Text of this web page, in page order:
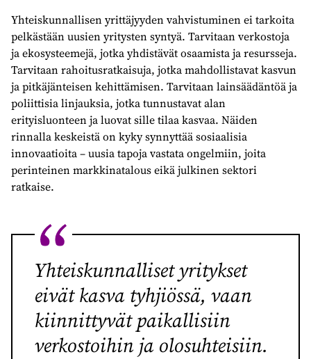
Yhteiskunnallisen yrittäjyyden vahvistuminen ei tarkoita
pelkästään uusien yritysten syntyä. Tarvitaan verkostoja
ja ekosysteemejä, jotka yhdistävät osaamista ja resursseja.
Tarvitaan rahoitusratkaisuja, jotka mahdollistavat kasvun
ja pitkäjänteisen kehittämisen. Tarvitaan lainsäädäntöä ja
poliittisia linjauksia, jotka tunnustavat alan
erityisluonteen ja luovat sille tilaa kasvaa. Näiden
rinnalla keskeistä on kyky synnyttää sosiaalisia
innovaatioita – uusia tapoja vastata ongelmiin, joita
perinteinen markkinatalous eikä julkinen sektori
ratkaise.
Yhteiskunnalliset yritykset
eivät kasva tyhjiössä, vaan
kiinnittyvät paikallisiin
verkostoihin ja olosuhteisiin.